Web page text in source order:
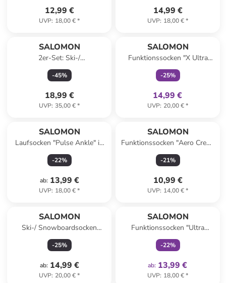
12,99 €
UVP: 18,00 €*
14,99 €
UVP: 18,00 €*
SALOMON
2er-Set: Ski-/
Snowboardsocken "Access" in
Grau/ Schwarz
-45%
18,99 €
UVP: 35,00 €*
SALOMON
Funktionssocken "X Ultra
Crew" in Dunkelblau
-25%
14,99 €
UVP: 20,00 €*
SALOMON
Laufsocken "Pulse Ankle" in
Dunkelblau/ Hellblau
-22%
ab: 13,99 €
UVP: 18,00 €*
SALOMON
Funktionssocken "Aero Crew"
in Schwarz
-21%
10,99 €
UVP: 14,00 €*
SALOMON
Ski-/ Snowboardsocken
"Access" in Creme/ Türkis
-25%
ab: 14,99 €
UVP: 20,00 €*
SALOMON
Funktionssocken "Ultra
quarter" in Khaki
-22%
ab: 13,99 €
UVP: 18,00 €*